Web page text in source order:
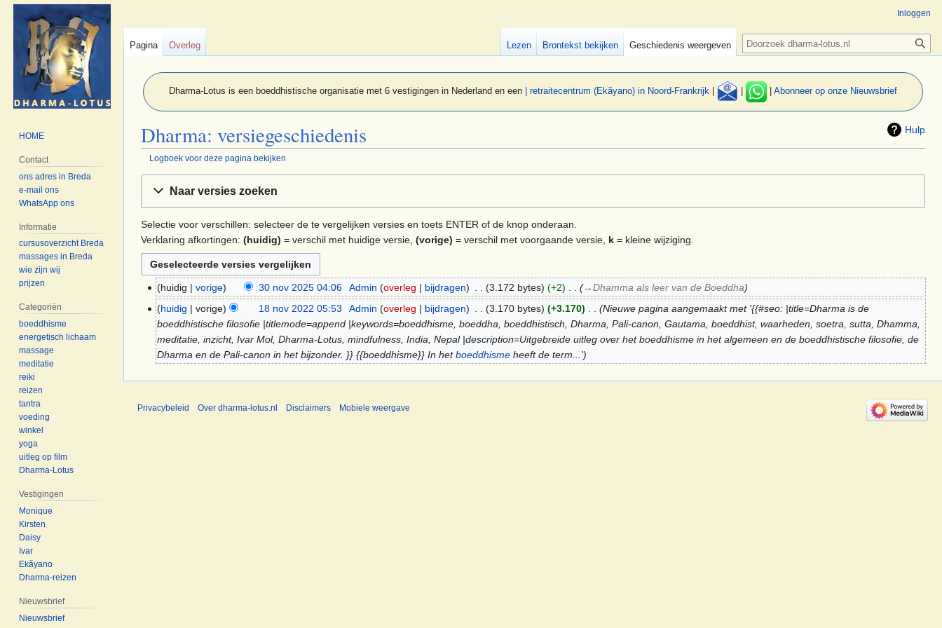
Dharma-Lotus is een boeddhistische organisatie met 6 vestigingen in Nederland en een | retraitecentrum (Ekãyano) in Noord-Frankrijk Abonneer op onze Nieuwsbrief
Hulp
Dharma: versiegeschiedenis
Logboek voor deze pagina bekijken
navigatie
zoekenNaar versies zoeken
Selectie voor verschillen: selecteer de te vergelijken versies en toets ENTER of de knop onderaan.
Verklaring afkortingen: (huidig) = verschil met huidige versie, (vorige) = verschil met voorgaande versie, k = kleine wijziging.
30
nov
2025
huidig vorige 30 nov 2025 04:06 Admin overleg bijdragen 3.172 bytes +2
→‎Dhamma als leer van de Boeddha
18
nov
2022
huidig vorige 18 nov 2022 05:53 Admin overleg bijdragen 3.170 bytes +3.170
Nieuwe pagina aangemaakt met '{{#seo: |title=Dharma is de
boeddhistische filosofie |titlemode=append |keywords=boeddhisme, boeddha, boeddhistisch, Dharma, Pali-canon, Gautama, boeddhist, waarheden, soetra, sutta, Dhamma,
meditatie, inzicht, Ivar Mol, Dharma-Lotus, mindfulness, India, Nepal |description=Uitgebreide uitleg over het boeddhisme in het algemeen en de boeddhistische filosofie, de
Dharma en de Pali-canon in het bijzonder. }} {{boeddhisme}} In hetboeddhisme heeft de term...'
Inloggen
Pagina Overleg Lezen Brontekst bekijken Geschiedenis weergeven Zoeken
HOME
Contact
ons adres in Breda
e-mail ons
WhatsApp ons
Informatie
cursusoverzicht Breda
massages in Breda
wie zijn wij
prijzen
Categoriën
boeddhisme
energetisch lichaam
massage
meditatie
reiki
reizen
tantra
voeding
winkel
yoga
uitleg op film
Dharma-Lotus
Vestigingen
Monique
Kirsten
Daisy
Ivar
Ekãyano
Dharma-reizen
Nieuwsbrief
Nieuwsbrief
Privacybeleid Over dharma-lotus.nl Disclaimers Mobiele weergave